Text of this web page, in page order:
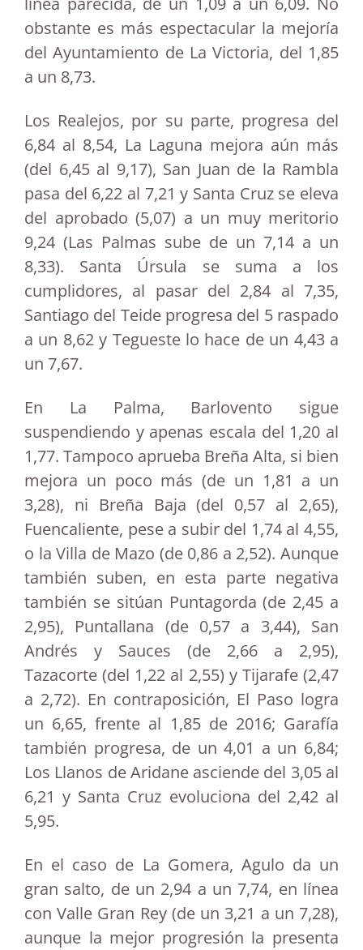
obstante es más espectacular la mejoría
del Ayuntamiento de La Victoria, del 1,85
a un 8,73.
Los Realejos, por su parte, progresa del
6,84 al 8,54, La Laguna mejora aún más
(del 6,45 al 9,17), San Juan de la Rambla
pasa del 6,22 al 7,21 y Santa Cruz se eleva
del aprobado (5,07) a un muy meritorio
9,24 (Las Palmas sube de un 7,14 a un
8,33). Santa Úrsula se suma a los
cumplidores, al pasar del 2,84 al 7,35,
Santiago del Teide progresa del 5 raspado
a un 8,62 y Tegueste lo hace de un 4,43 a
un 7,67.
En La Palma, Barlovento sigue
suspendiendo y apenas escala del 1,20 al
1,77. Tampoco aprueba Breña Alta, si bien
mejora un poco más (de un 1,81 a un
3,28), ni Breña Baja (del 0,57 al 2,65),
Fuencaliente, pese a subir del 1,74 al 4,55,
o la Villa de Mazo (de 0,86 a 2,52). Aunque
también suben, en esta parte negativa
también se sitúan Puntagorda (de 2,45 a
2,95), Puntallana (de 0,57 a 3,44), San
Andrés y Sauces (de 2,66 a 2,95),
Tazacorte (del 1,22 al 2,55) y Tijarafe (2,47
a 2,72). En contraposición, El Paso logra
un 6,65, frente al 1,85 de 2016; Garafía
también progresa, de un 4,01 a un 6,84;
Los Llanos de Aridane asciende del 3,05 al
6,21 y Santa Cruz evoluciona del 2,42 al
5,95.
En el caso de La Gomera, Agulo da un
gran salto, de un 2,94 a un 7,74, en línea
con Valle Gran Rey (de un 3,21 a un 7,28),
aunque la mejor progresión la presenta